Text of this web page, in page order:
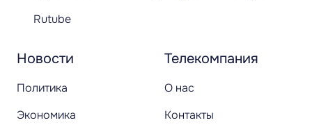
Новости
Политика
Экономика
Телекомпания
О нас
Контакты
Rutube